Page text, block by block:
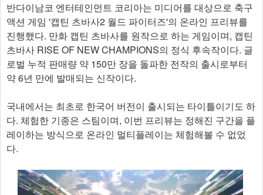
반다이남코 엔터테인먼트 코리아는 미디어를 대상으로 축구
액션 게임 '캡틴 츠바사2 월드 파이터즈'의 온라인 프리뷰를
진행했다. 만화 캡틴 츠바사를 원작으로 하는 게임이며, 캡틴
츠바사 RISE OF NEW CHAMPIONS의 정식 후속작이다. 글
로벌 누적 판매량 약 150만 장을 돌파한 전작의 출시로부터
약 6년 만에 발매되는 신작이다.
국내에서는 최초로 한국어 버전이 출시되는 타이틀이기도 하
다. 체험한 기종은 스팀이며, 이번 프리뷰는 정해진 구간을 플
레이하는 방식으로 온라인 멀티플레이는 체험해볼 수 없었
다.